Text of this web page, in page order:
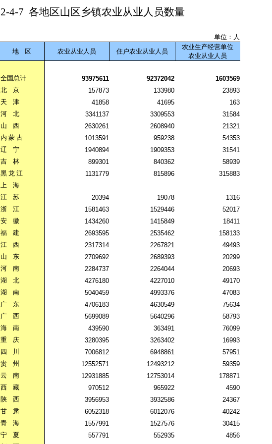
2-4-7 各地区山区乡镇农业从业人员数量
单位：人
地
区 农业从业人员 住户农业从业人员
农业生产经营单位
农业从业人员
全国总计 93975611 92372042
1603569
北
京 157873 133980
23893
天
津 41858 41695
163
河
北 3341137 3309553
31584
山
西 2630261 2608940
21321
内 蒙 古 1013591 959238
54353
辽
宁 1940894 1909353
31541
吉
林 899301 840362
58939
黑 龙 江 1131779 815896
315883
上
海
江
苏 20394 19078
1316
浙
江 1581463 1529446
52017
安
徽 1434260 1415849
18411
福
建 2693595 2535462
158133
江
西 2317314 2267821
49493
山
东 2709692 2689393
20299
河
南 2284737 2264044
20693
湖
北 4276180 4227010
49170
湖
南 5040459 4993376
47083
广
东 4706183 4630549
75634
广
西 5699089 5640296
58793
海
南 439590 363491
76099
重
庆 3280395 3263402
16993
四
川 7006812 6948861
57951
贵
州 12552571 12493212
59359
云
南 12931885 12753014
178871
西
藏 970512 965922
4590
陕
西 3956953 3932586
24367
甘
肃 6052318 6012076
40242
青
海 1557991 1527576
30415
宁
夏 557791 552935
4856